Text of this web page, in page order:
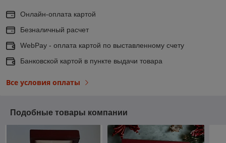
Онлайн-оплата картой
Безналичный расчет
WebPay - оплата картой по выставленному счету
Банковской картой в пункте выдачи товара
Все условия оплаты
Подобные товары компании